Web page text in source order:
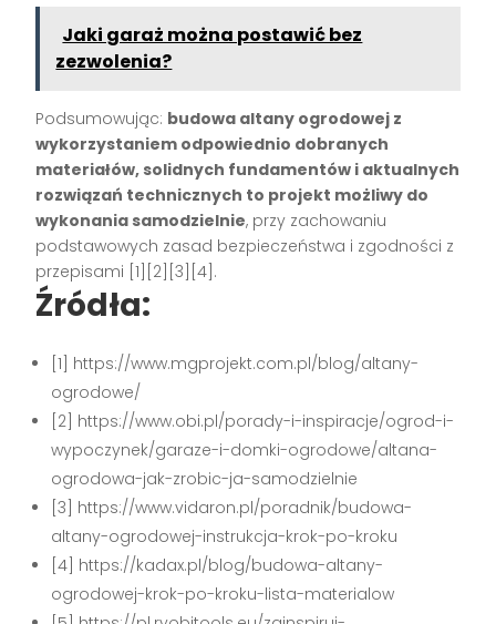
Jaki garaż można postawić bez
zezwolenia?
Podsumowując: budowa altany ogrodowej z
wykorzystaniem odpowiednio dobranych
materiałów, solidnych fundamentów i aktualnych
rozwiązań technicznych to projekt możliwy do
wykonania samodzielnie, przy zachowaniu
podstawowych zasad bezpieczeństwa i zgodności z
przepisami [1][2][3][4] .
Źródła:
[1] https://www.mgprojekt.com.pl/blog/altany-
ogrodowe/
[2] https://www.obi.pl/porady-i-inspiracje/ogrod-i-
wypoczynek/garaze-i-domki-ogrodowe/altana-
ogrodowa-jak-zrobic-ja-samodzielnie
[3] https://www.vidaron.pl/poradnik/budowa-
altany-ogrodowej-instrukcja-krok-po-kroku
[4] https://kadax.pl/blog/budowa-altany-
ogrodowej-krok-po-kroku-lista-materialow